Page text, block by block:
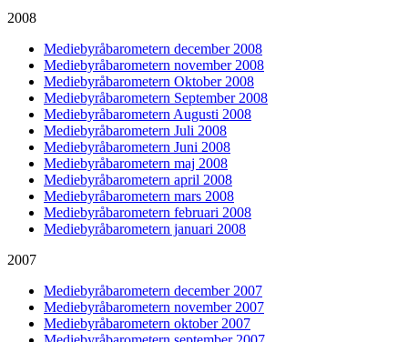
2008
Mediebyråbarometern december 2008
Mediebyråbarometern november 2008
Mediebyråbarometern Oktober 2008
Mediebyråbarometern September 2008
Mediebyråbarometern Augusti 2008
Mediebyråbarometern Juli 2008
Mediebyråbarometern Juni 2008
Mediebyråbarometern maj 2008
Mediebyråbarometern april 2008
Mediebyråbarometern mars 2008
Mediebyråbarometern februari 2008
Mediebyråbarometern januari 2008
2007
Mediebyråbarometern december 2007
Mediebyråbarometern november 2007
Mediebyråbarometern oktober 2007